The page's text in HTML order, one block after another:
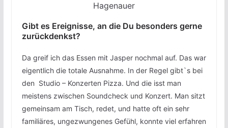
Hagenauer
Gibt es Ereignisse, an die Du besonders gerne
zurückdenkst?
Da greif ich das Essen mit Jasper nochmal auf. Das war
eigentlich die totale Ausnahme. In der Regel gibt`s bei
den Studio – Konzerten Pizza. Und die isst man
meistens zwischen Soundcheck und Konzert. Man sitzt
gemeinsam am Tisch, redet, und hatte oft ein sehr
familiäres, ungezwungenes Gefühl, konnte viel erfahren